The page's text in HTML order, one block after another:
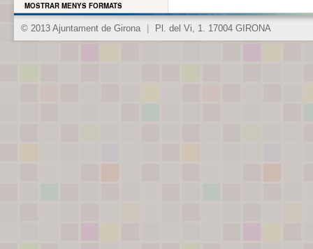
MOSTRAR MENYS FORMATS
© 2013 Ajuntament de Girona Pl. del Vi, 1. 17004 GIRONA